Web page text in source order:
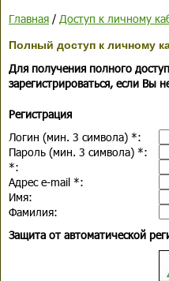
Главная / Доступ к личному
Полный доступ к личному
Для получения полного
зарегистрироваться, если Вы
Регистрация
Логин (мин. 3 символа) *:
Пароль (мин. 3 символа) *:
*:
Адрес e-mail *:
Имя:
Фамилия:
Защита от автоматической